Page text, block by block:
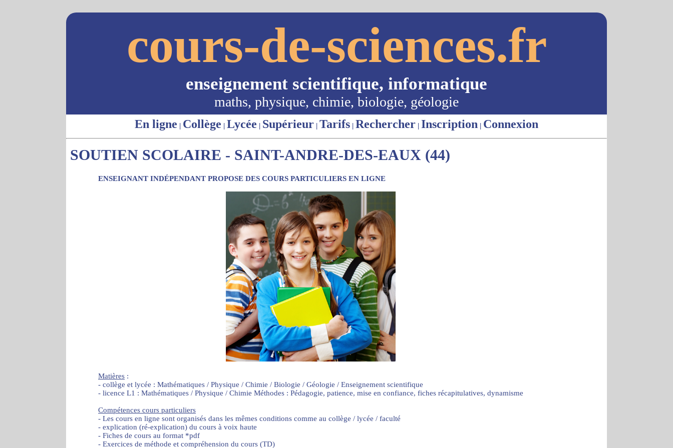
cours-de-sciences.fr
enseignement scientifique, informatique
maths, physique, chimie, biologie, géologie
En ligne | Collège | Lycée | Supérieur | Tarifs | Rechercher | Inscription | Connexion
SOUTIEN SCOLAIRE - SAINT-ANDRE-DES-EAUX (44)
ENSEIGNANT INDÉPENDANT PROPOSE DES COURS PARTICULIERS EN LIGNE
Matières :
- collège et lycée : Mathématiques / Physique / Chimie / Biologie / Géologie / Enseignement scientifique
- licence L1 : Mathématiques / Physique / Chimie Méthodes : Pédagogie, patience, mise en confiance, fiches récapitulatives, dynamisme
Compétences cours particuliers
- Les cours en ligne sont organisés dans les mêmes conditions comme au collège / lycée / faculté
- explication (ré-explication) du cours à voix haute
- Fiches de cours au format *pdf
- Exercices de méthode et compréhension du cours (TD)